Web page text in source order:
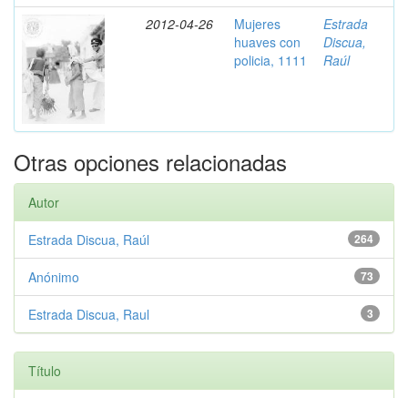
2012-04-26
Mujeres
huaves con
policia, 1111
Estrada
Discua,
Raúl
Otras opciones relacionadas
Autor
264
Estrada Discua, Raúl
73
Anónimo
3
Estrada Discua, Raul
Título